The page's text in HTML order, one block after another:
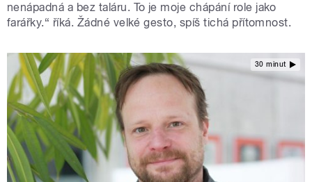
nenápadná a bez taláru. To je moje chápání role jako
farářky.“ říká. Žádné velké gesto, spíš tichá přítomnost.
30 minut